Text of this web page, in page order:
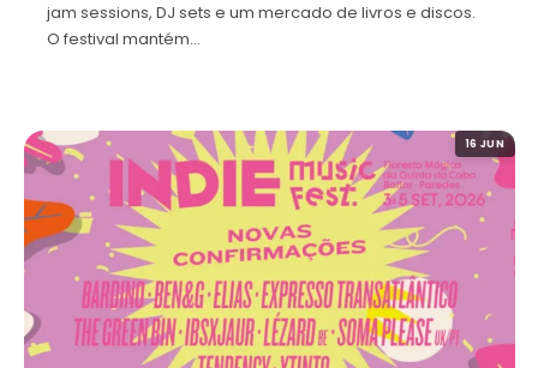
jam sessions, DJ sets e um mercado de livros e discos.
O festival mantém…
16 JUN